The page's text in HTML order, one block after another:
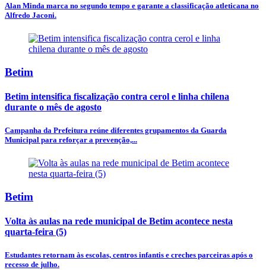
Alan Minda marca no segundo tempo e garante a classificação atleticana no
Alfredo Jaconi.
Betim
Betim intensifica fiscalização contra cerol e linha chilena
durante o mês de agosto
Campanha da Prefeitura reúne diferentes grupamentos da Guarda
Municipal para reforçar a prevenção,...
Betim
Volta às aulas na rede municipal de Betim acontece nesta
quarta-feira (5)
Estudantes retornam às escolas, centros infantis e creches parceiras após o
recesso de julho.